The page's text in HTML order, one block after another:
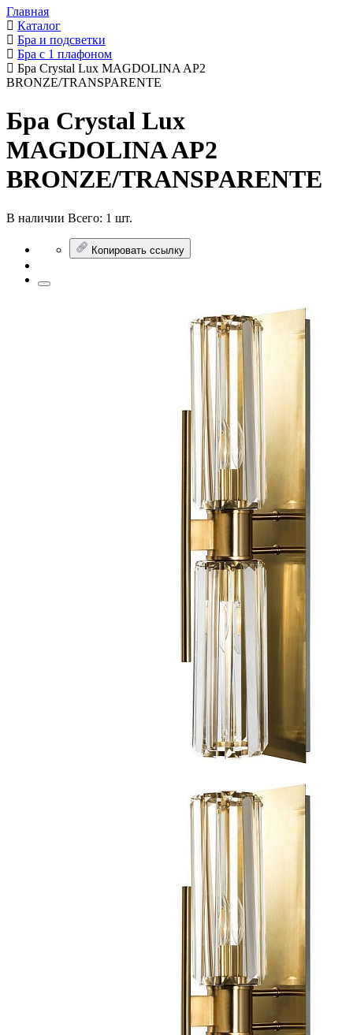
Главная
Каталог
Бра и подсветки
Бра с 1 плафоном
Бра Crystal Lux MAGDOLINA AP2
BRONZE/TRANSPARENTE
Бра Crystal Lux
MAGDOLINA AP2
BRONZE/TRANSPARENTE
В наличии Всего: 1 шт.
Копировать ссылку